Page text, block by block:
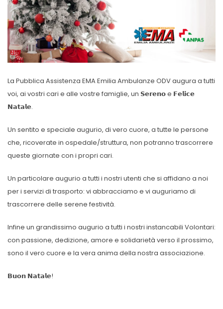
La Pubblica Assistenza EMA Emilia Ambulanze ODV augura a tutti
voi, ai vostri cari e alle vostre famiglie, un 𝗦𝗲𝗿𝗲𝗻𝗼 e 𝗙𝗲𝗹𝗶𝗰𝗲
𝗡𝗮𝘁𝗮𝗹𝗲.
Un sentito e speciale augurio, di vero cuore, a tutte le persone
che, ricoverate in ospedale/struttura, non potranno trascorrere
queste giornate con i propri cari.
Un particolare augurio a tutti i nostri utenti che si affidano a noi
per i servizi di trasporto: vi abbracciamo e vi auguriamo di
trascorrere delle serene festività.
Infine un grandissimo augurio a tutti i nostri instancabili Volontari:
con passione, dedizione, amore e solidarietà verso il prossimo,
sono il vero cuore e la vera anima della nostra associazione.
𝗕𝘂𝗼𝗻 𝗡𝗮𝘁𝗮𝗹𝗲!